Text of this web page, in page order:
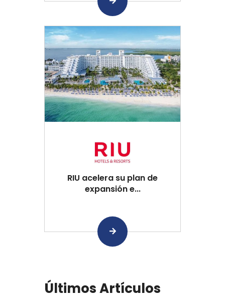
RIU acelera su plan de
expansión e...
Últimos Artículos